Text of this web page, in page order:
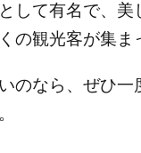
して有名で、美
の観光客が集ま
のなら、ぜひ一